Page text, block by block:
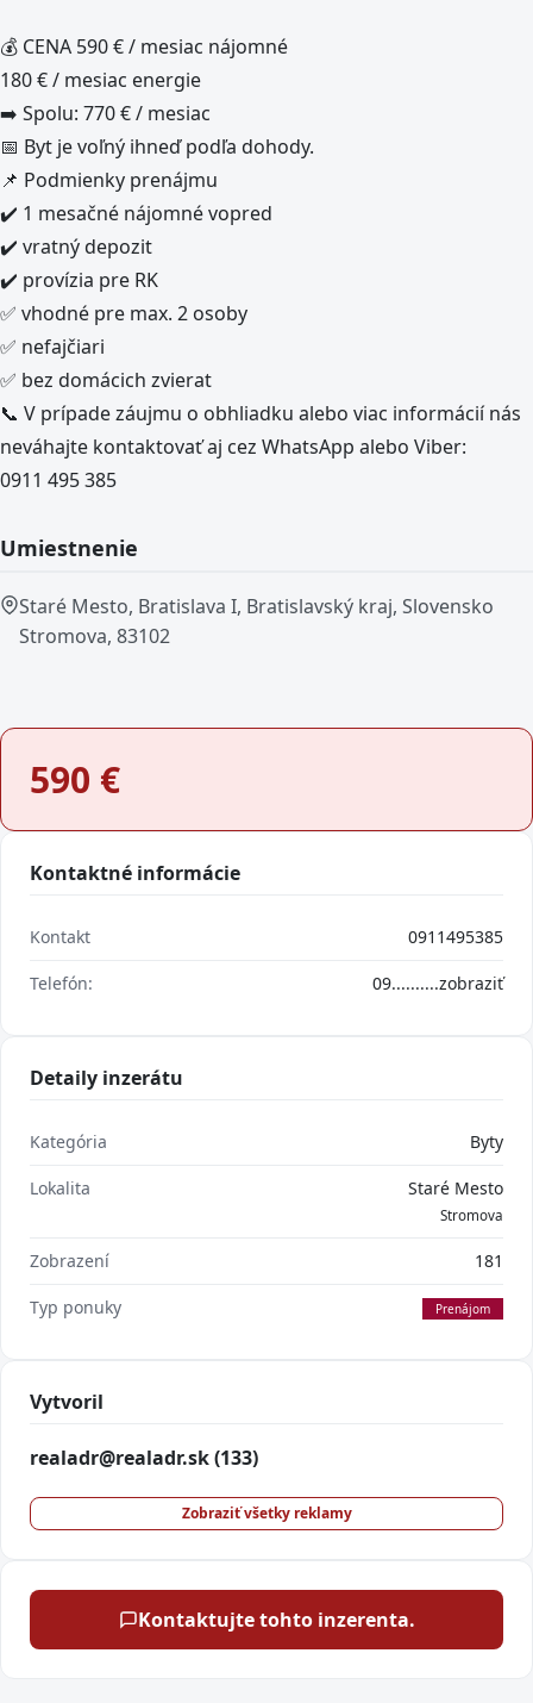
💰 CENA 590 € / mesiac nájomné
180 € / mesiac energie
➡️ Spolu: 770 € / mesiac
📅 Byt je voľný ihneď podľa dohody.
📌 Podmienky prenájmu
✔️ 1 mesačné nájomné vopred
✔️ vratný depozit
✔️ provízia pre RK
✅ vhodné pre max. 2 osoby
✅ nefajčiari
✅ bez domácich zvierat
📞 V prípade záujmu o obhliadku alebo viac informácií nás
neváhajte kontaktovať aj cez WhatsApp alebo Viber:
0911 495 385
Umiestnenie
Staré Mesto, Bratislava I, Bratislavský kraj, Slovensko
Stromova, 83102
590 €
Kontaktné informácie
Kontakt 0911495385
Telefón: 09..........zobraziť
Detaily inzerátu
Kategória Byty
Lokalita Staré Mesto
Stromova
Zobrazení 181
Typ ponuky Prenájom
Vytvoril
realadr@realadr.sk(133)
Zobraziť všetky reklamy
Kontaktujte tohto inzerenta.